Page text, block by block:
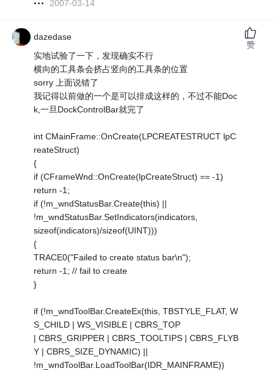
2007-03-14
dazedase
实地试验了一下，发现确实不行
横向的工具条会挤占竖向的工具条的位置
sorry 上面说错了
我记得以前做的一个是可以排成这样的，不过不能Doc
k,一旦DockControlBar就完了
int CMainFrame::OnCreate(LPCREATESTRUCT lpC
reateStruct)
{
if (CFrameWnd::OnCreate(lpCreateStruct) == -1)
return -1;
if (!m_wndStatusBar.Create(this) ||
!m_wndStatusBar.SetIndicators(indicators,
sizeof(indicators)/sizeof(UINT)))
{
TRACE0("Failed to create status bar\n");
return -1; // fail to create
}
if (!m_wndToolBar.CreateEx(this, TBSTYLE_FLAT, W
S_CHILD | WS_VISIBLE | CBRS_TOP
| CBRS_GRIPPER | CBRS_TOOLTIPS | CBRS_FLYB
Y | CBRS_SIZE_DYNAMIC) ||
!m_wndToolBar.LoadToolBar(IDR_MAINFRAME))
赞